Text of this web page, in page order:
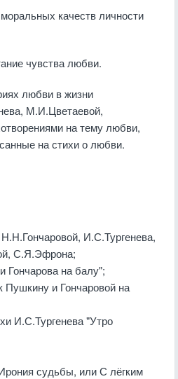
качеств личности
чувства любви.
любви в жизни
М.И.Цветаевой,
на тему любви,
на стихи о любви.
И.С.Тургенева,
С.Я.Эфрона;
Гончарова на балу";
и Гончаровой на
И.С.Тургенева "Утро
судьбы, или С лёгким